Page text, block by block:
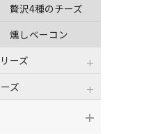
贅沢4種のチーズ
燻しベーコン
ーズ
ズ